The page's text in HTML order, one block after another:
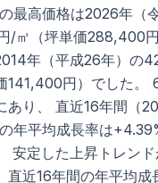
最高価格は2026年（
/㎡（坪単価288,400
年（平成26年）の
141,400円）でした。
あり、 直近16年間（
年平均成長率は
安定した上昇トレン
直近16年間の年平均成